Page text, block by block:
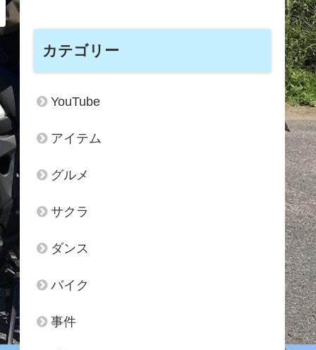
カテゴリー
YouTube
アイテム
グルメ
サクラ
ダンス
バイク
事件